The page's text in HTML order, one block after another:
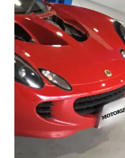
希望ください。